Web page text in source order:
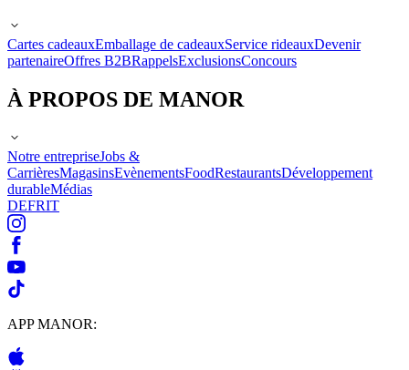
Cartes cadeauxEmballage de cadeauxService rideauxDevenir
partenaireOffres B2BRappelsExclusionsConcours
À PROPOS DE MANOR
Notre entrepriseJobs &
CarrièresMagasinsEvènementsFoodRestaurantsDéveloppement
durableMédias
DEFRIT
APP MANOR: